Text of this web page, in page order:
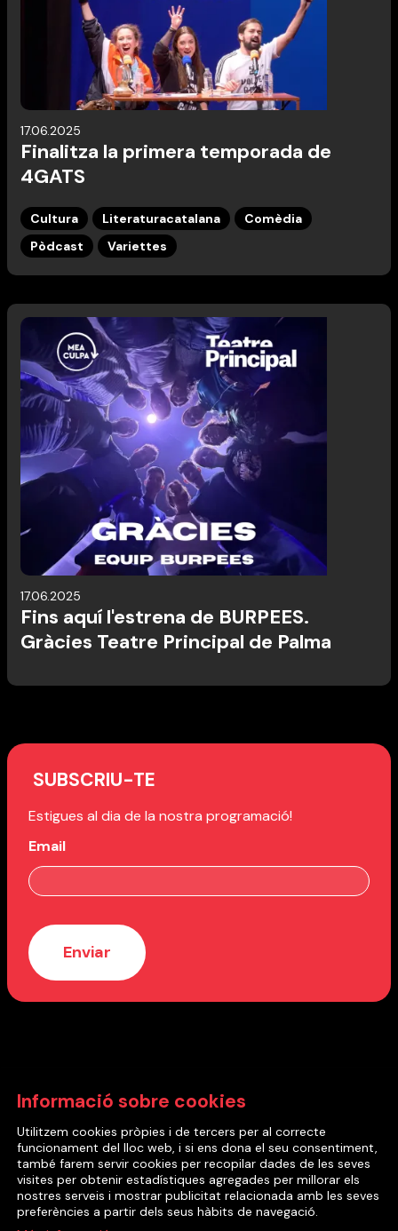
17.06.2025
Finalitza la primera temporada de
4GATS
Cultura Literaturacatalana
Comèdia
Pòdcast
Variettes
17.06.2025
Fins aquí l'estrena de BURPEES.
Gràcies Teatre Principal de Palma
SUBSCRIU-TE
Estigues al dia de la nostra programació!
Email
2022 © Cia Mea Culpa Teatre
Informació sobre cookies
Utilitzem cookies pròpies i de tercers per al correcte
funcionament del lloc web, i si ens dona el seu consentiment,
també farem servir cookies per recopilar dades de les seves
visites per obtenir estadístiques agregades per millorar els
nostres serveis i mostrar publicitat relacionada amb les seves
preferències a partir dels seus hàbits de navegació.